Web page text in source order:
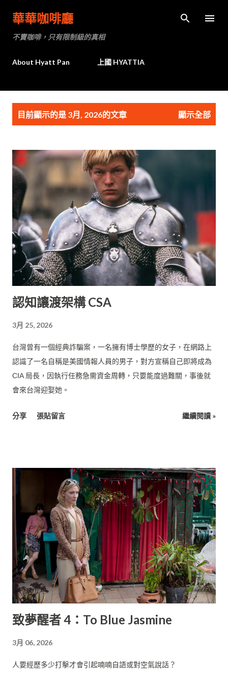
華華咖啡廳
不賣咖啡，只有限制級的真相
About Hyatt Pan 上國 HYATTIA
文
章
目前顯示的是 3月, 2026的文章 顯示全部
認知讓渡架構 CSA
3月 25, 2026
台灣曾有一個經典詐騙案，一名擁有博士學歷的女子，在網路上
認識了一名自稱是美國情報人員的男子，對方宣稱自己即將成為
CIA 局長，因執行任務急需資金周轉，只要能度過難關，事後就
會來台灣迎娶她。
分享 張貼留言 繼續閱讀 »
致夢醒者 4：To Blue Jasmine
3月 06, 2026
人要經歷多少打擊才會引起喃喃自語或對空氣說話？